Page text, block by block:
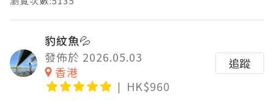
豹紋魚💦
發佈於 2026.05.03
香港
HK$960
追蹤